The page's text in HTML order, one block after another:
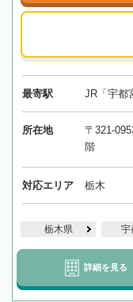
最寄駅 JR「宇都
所在地
〒321-
階
対応エリア 栃木
栃木県 宇
詳細を見る